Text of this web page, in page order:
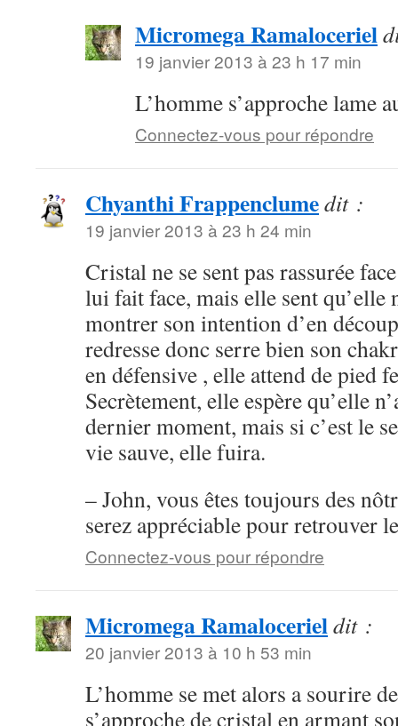
Micromega Ramaloceriel
19 janvier 2013 à 23 h 17 min
L’homme s’approche lame
Connectez-vous pour répondre
Chyanthi Frappenclumedit :
19 janvier 2013 à 23 h 24 min
Cristal ne se sent pas rassurée
lui fait face, mais elle sent qu’elle
montrer son intention d’en
redresse donc serre bien son
en défensive , elle attend de pied
Secrètement, elle espère qu’elle
dernier moment, mais si c’est le
vie sauve, elle fuira.
– John, vous êtes toujours des
serez appréciable pour retrouver
Connectez-vous pour répondre
Micromega Ramalocerieldit :
20 janvier 2013 à 10 h 53 min
L’homme se met alors a sourire
s’approche de cristal en armant